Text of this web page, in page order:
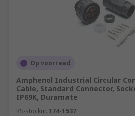
Op voorraad
Amphenol Industrial Circular
Cable, Standard Connector,
IP69K, Duramate
RS-stocknr. 174-1537